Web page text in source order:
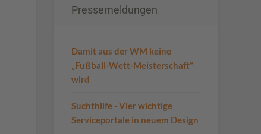
Pressemeldungen
Damit aus der WM keine
„Fußball-Wett-Meisterschaft“
wird
Suchthilfe - Vier wichtige
Serviceportale in neuem Design